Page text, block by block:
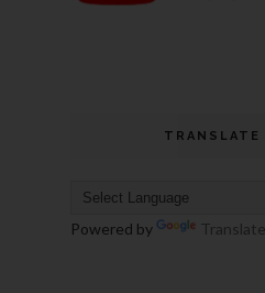
TRANSLATE
Powered by Translate